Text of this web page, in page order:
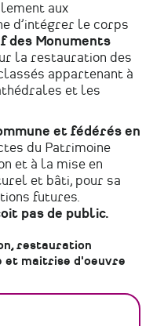
aux
d’intégrer le corps
des Monuments
la restauration des
appartenant à
et les
et fédérés en
du Patrimoine
et à la mise en
et bâti, pour sa
futures.
pas de public.
restauration
et maitrise d'oeuvre